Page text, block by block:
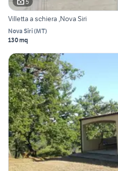
5
Villetta a schiera ,Nova Siri
Nova Siri(MT)
130 mq